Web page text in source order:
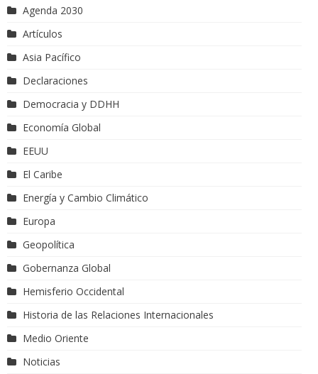
Agenda 2030
Artículos
Asia Pacífico
Declaraciones
Democracia y DDHH
Economía Global
EEUU
El Caribe
Energía y Cambio Climático
Europa
Geopolítica
Gobernanza Global
Hemisferio Occidental
Historia de las Relaciones Internacionales
Medio Oriente
Noticias